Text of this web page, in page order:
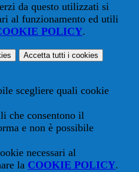
da questo utilizzati si
al funzionamento ed utili
POLICY.
Accetta tutti i cookies
scegliere quali cookie
che consentono il
e non è possibile
necessari al
la COOKIE POLICY.